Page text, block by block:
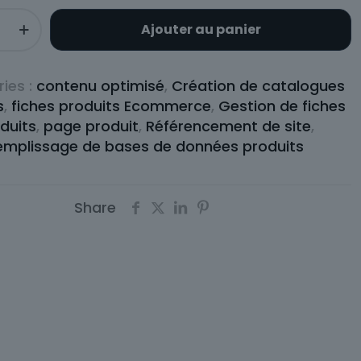
Ajouter au panier
: contenu optimisé, Création de catalogues
, fiches produits Ecommerce, Gestion de fiches
, page produit, Référencement de site,
de bases de données produits
Share